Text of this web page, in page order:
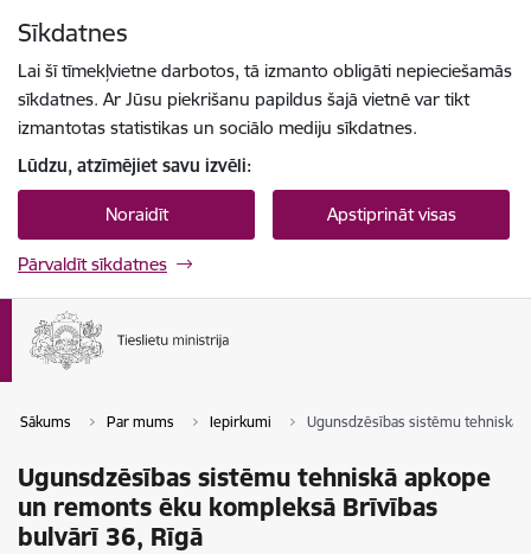
Sīkdatnes
Lai šī tīmekļvietne darbotos, tā izmanto obligāti nepieciešamās
sīkdatnes. Ar Jūsu piekrišanu papildus šajā vietnē var tikt
izmantotas statistikas un sociālo mediju sīkdatnes.
Lūdzu, atzīmējiet savu izvēli:
Noraidīt Apstiprināt visas
Pārvaldīt sīkdatnes
Sākums Par mums Iepirkumi Ugunsdzēsības sistēmu tehniskā
Ugunsdzēsības sistēmu tehniskā apkope
un remonts ēku kompleksā Brīvības
bulvārī 36, Rīgā